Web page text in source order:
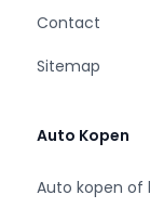
Contact
Sitemap
Auto Kopen
Auto kopen of